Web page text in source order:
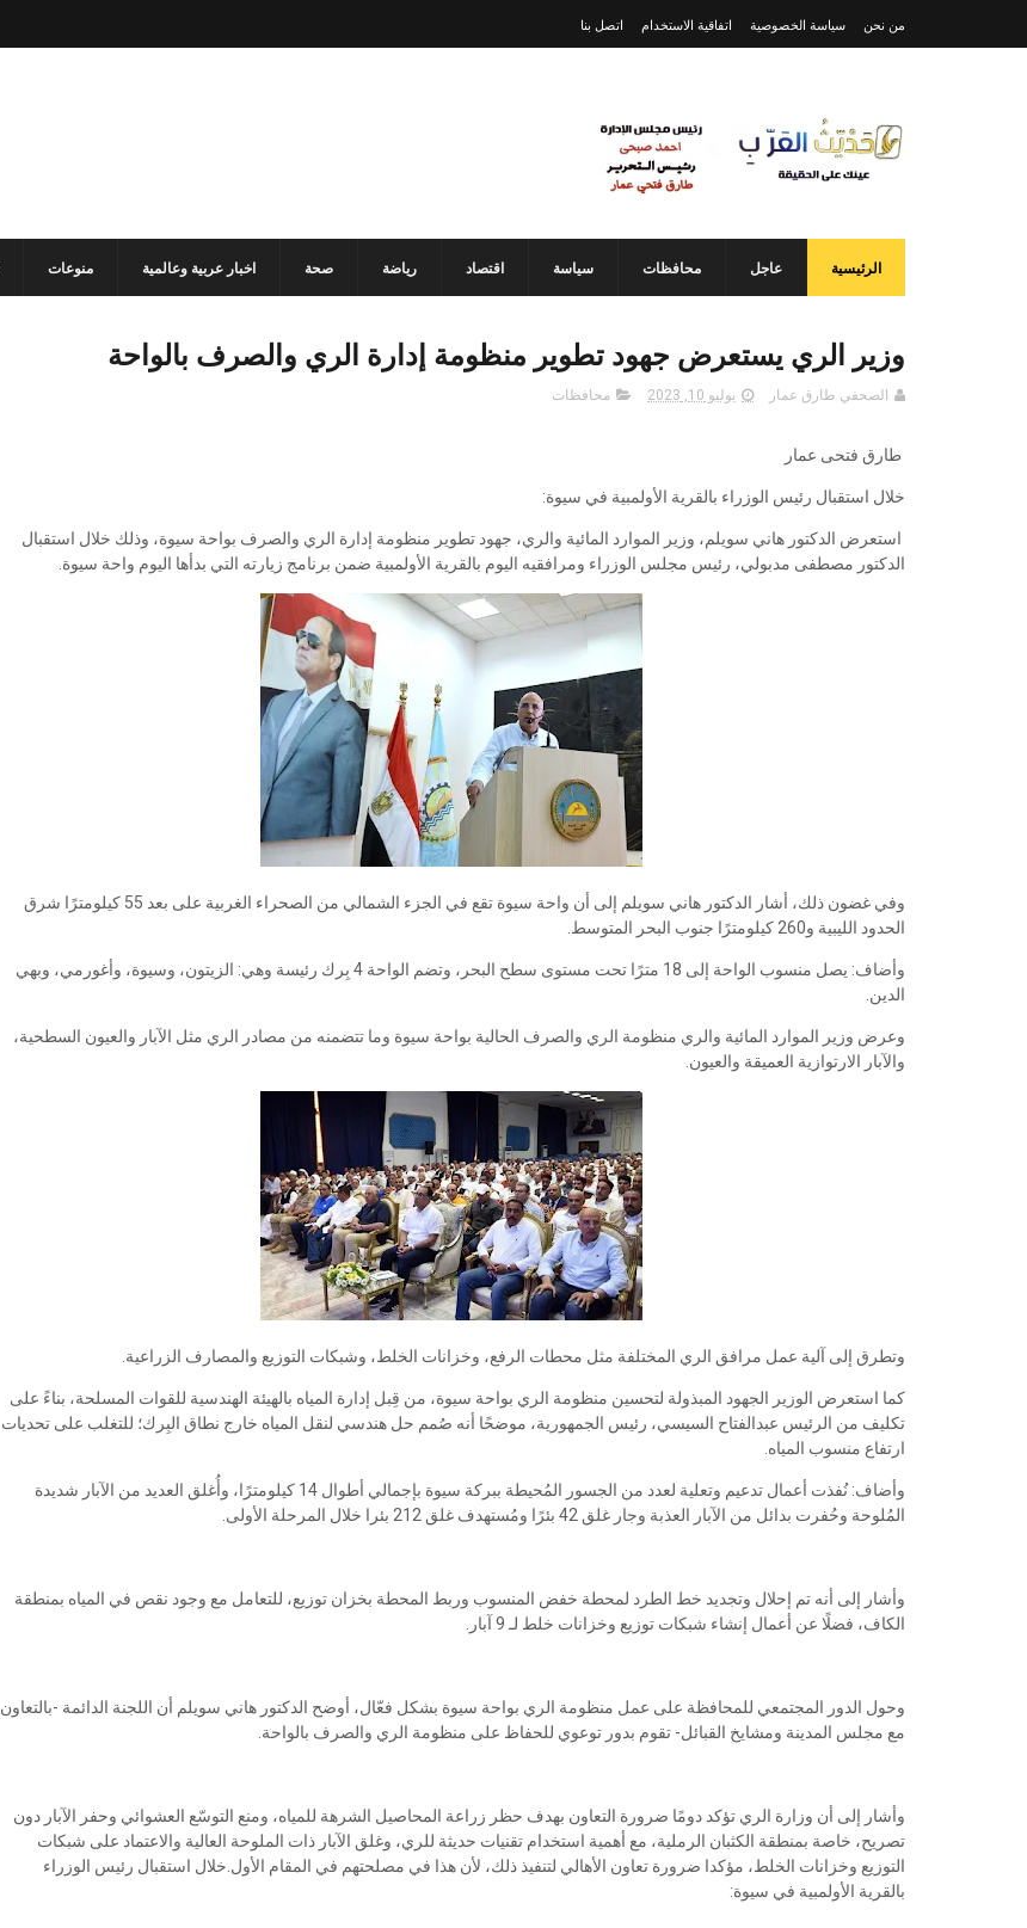
من نحن سياسة الخصوصية اتفاقية الاستخدام اتصل بنا
الرئيسية عاجل محافظات سياسة اقتصاد رياضة صحة اخبار عربية وعالمية منوعات
وزير الري يستعرض جهود تطوير منظومة إدارة الري والصرف بالواحة
الصحفي طارق عمار يوليو 10, 2023 محافظات
طارق فتحى عمار
خلال استقبال رئيس الوزراء بالقرية الأولمبية في سيوة:
استعرض الدكتور هاني سويلم، وزير الموارد المائية والري، جهود تطوير منظومة إدارة الري والصرف بواحة سيوة، وذلك خلال استقبال
الدكتور مصطفى مدبولي، رئيس مجلس الوزراء ومرافقيه اليوم بالقرية الأولمبية ضمن برنامج زيارته التي بدأها اليوم واحة سيوة.
وفي غضون ذلك، أشار الدكتور هاني سويلم إلى أن واحة سيوة تقع في الجزء الشمالي من الصحراء الغربية على بعد 55 كيلومترًا شرق
الحدود الليبية و260 كيلومترًا جنوب البحر المتوسط.
وأضاف: يصل منسوب الواحة إلى 18 مترًا تحت مستوى سطح البحر، وتضم الواحة 4 بِرك رئيسة وهي: الزيتون، وسيوة، وأغورمي، وبهي
الدين.
وعرض وزير الموارد المائية والري منظومة الري والصرف الحالية بواحة سيوة وما تتضمنه من مصادر الري مثل الآبار والعيون السطحية،
والآبار الارتوازية العميقة والعيون.
وتطرق إلى آلية عمل مرافق الري المختلفة مثل محطات الرفع، وخزانات الخلط، وشبكات التوزيع والمصارف الزراعية.
كما استعرض الوزير الجهود المبذولة لتحسين منظومة الري بواحة سيوة، من قِبل إدارة المياه بالهيئة الهندسية للقوات المسلحة، بناءً على
تكليف من الرئيس عبدالفتاح السيسي، رئيس الجمهورية، موضحًا أنه صُمم حل هندسي لنقل المياه خارج نطاق البِرك؛ للتغلب على تحديات
ارتفاع منسوب المياه.
وأضاف: نُفذت أعمال تدعيم وتعلية لعدد من الجسور المُحيطة ببركة سيوة بإجمالي أطوال 14 كيلومترًا، وأُغلق العديد من الآبار شديدة
المُلوحة وحُفرت بدائل من الآبار العذبة وجار غلق 42 بئرًا ومُستهدف غلق 212 بئرا خلال المرحلة الأولى.
وأشار إلى أنه تم إحلال وتجديد خط الطرد لمحطة خفض المنسوب وربط المحطة بخزان توزيع، للتعامل مع وجود نقص في المياه بمنطقة
الكاف، فضلًا عن أعمال إنشاء شبكات توزيع وخزانات خلط لـ 9 آبار.
وحول الدور المجتمعي للمحافظة على عمل منظومة الري بواحة سيوة بشكل فعّال، أوضح الدكتور هاني سويلم أن اللجنة الدائمة -بالتعاون
مع مجلس المدينة ومشايخ القبائل- تقوم بدور توعوي للحفاظ على منظومة الري والصرف بالواحة.
وأشار إلى أن وزارة الري تؤكد دومًا ضرورة التعاون بهدف حظر زراعة المحاصيل الشرهة للمياه، ومنع التوسّع العشوائي وحفر الآبار دون
تصريح، خاصة بمنطقة الكثبان الرملية، مع أهمية استخدام تقنيات حديثة للري، وغلق الآبار ذات الملوحة العالية والاعتماد على شبكات
التوزيع وخزانات الخلط، مؤكدا ضرورة تعاون الأهالي لتنفيذ ذلك، لأن هذا في مصلحتهم في المقام الأول.خلال استقبال رئيس الوزراء
بالقرية الأولمبية في سيوة: